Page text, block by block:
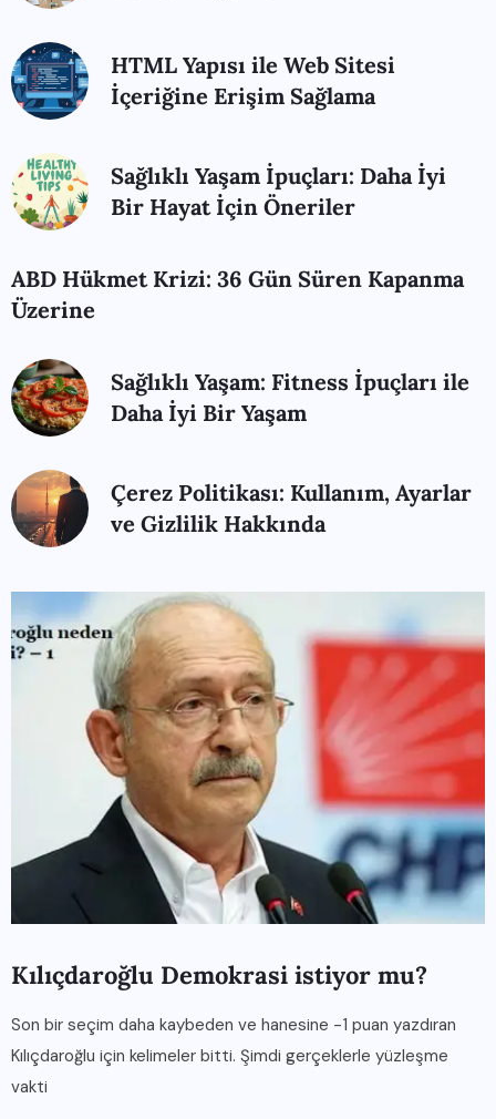
HTML Yapısı ile Web Sitesi
İçeriğine Erişim Sağlama
Sağlıklı Yaşam İpuçları: Daha İyi
Bir Hayat İçin Öneriler
ABD Hükmet Krizi: 36 Gün Süren Kapanma
Üzerine
Sağlıklı Yaşam: Fitness İpuçları ile
Daha İyi Bir Yaşam
Çerez Politikası: Kullanım, Ayarlar
ve Gizlilik Hakkında
Kılıçdaroğlu Demokrasi istiyor mu?
Son bir seçim daha kaybeden ve hanesine -1 puan yazdıran
Kılıçdaroğlu için kelimeler bitti. Şimdi gerçeklerle yüzleşme
vakti